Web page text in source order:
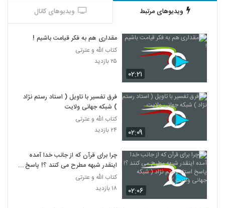
ویدیوهای مرتبط ویدیوهای کانال
۰۲:۲۱
مقداری هم به فکر قیامت باشیم !
کتاب الله و عترتی
۲۵ بازدید
۰۲:۰۹
فرق تفسیر با تاویل ( استاد رستم نژاد
) شبکه جهانی ولایت
کتاب الله و عترتی
۲۴ بازدید
۰۲:۰۶
چرا برای قرآن که از جانب خدا آمده
اینقدر شبهه مطرح می کنند ؟! پاسخ
استاد رستم نژاد ( شبکه جهانی ولایت )
کتاب الله و عترتی
۱۸ بازدید